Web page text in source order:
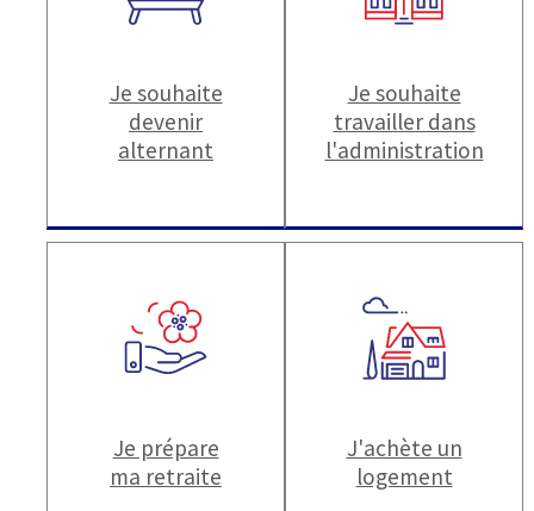
Je souhaite
devenir
alternant
Je souhaite
travailler dans
l'administration
Je prépare
ma retraite
J'achète un
logement